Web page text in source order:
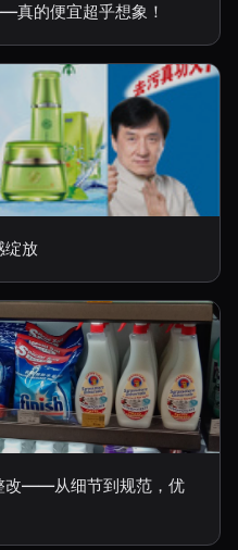
真的便宜超乎想象！
绽放
改——从细节到规范，优